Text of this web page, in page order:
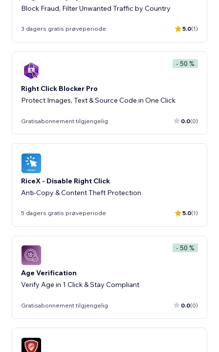
Block Fraud, Filter Unwanted Traffic by Country
3 dagers gratis prøveperiode 5.0(1)
- 50 %
Right Click Blocker Pro
Protect Images, Text & Source Code in One Click
Gratisabonnement tilgjengelig 0.0(0)
RiceX - Disable Right Click
Anti-Copy & Content Theft Protection
5 dagers gratis prøveperiode 5.0(1)
- 50 %
Age Verification
Verify Age in 1 Click & Stay Compliant
Gratisabonnement tilgjengelig 0.0(0)